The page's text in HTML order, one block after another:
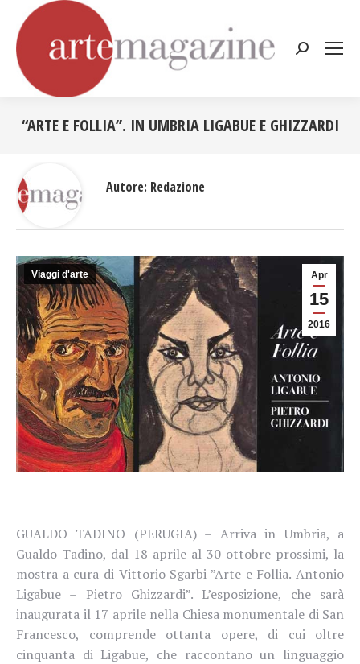
Cerca:
“ARTE E FOLLIA’’. IN UMBRIA LIGABUE E GHIZZARDI
Apr
15
2016
Viaggi d'arte
GUALDO TADINO (PERUGIA) – Arriva in Umbria, a
Gualdo Tadino, dal 18 aprile al 30 ottobre prossimi, la
mostra a cura di Vittorio Sgarbi ”Arte e Follia. Antonio
Ligabue – Pietro Ghizzardi”. L’esposizione, che sarà
inaugurata il 17 aprile nella Chiesa monumentale di San
Francesco, comprende ottanta opere, di cui oltre
cinquanta di Ligabue, che raccontano un linguaggio
Autore: Redazione